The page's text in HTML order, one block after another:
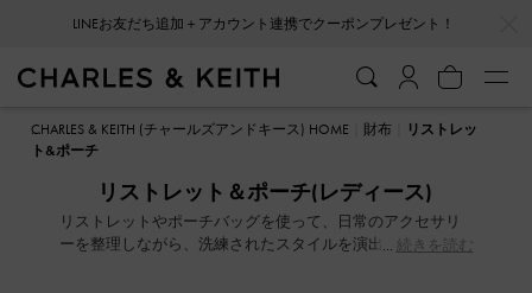
LINEお友だち追加＋アカウント連携でクーポンプレゼント！
LINEお友だち追加＋アカウント連携でクーポンプレゼント！
CHARLES & KEITH (チャールズアンドキース) HOME 財布
リストレッ
ト&ポーチ
リストレット＆ポーチ(レディース)
リストレットやポーチバッグを使って、日常のアクセサリ
ーを整理しながら、洗練されたスタイルを演出しません
続きを読む